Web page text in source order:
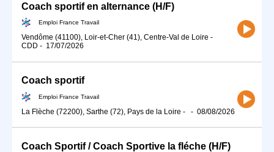
Coach sportif en alternance (H/F)
Emploi France Travail
Vendôme (41100), Loir-et-Cher (41), Centre-Val de Loire -
CDD - 17/07/2026
Coach sportif
Emploi France Travail
La Flèche (72200), Sarthe (72), Pays de la Loire - - 08/08/2026
Coach Sportif / Coach Sportive la fléche (H/F)